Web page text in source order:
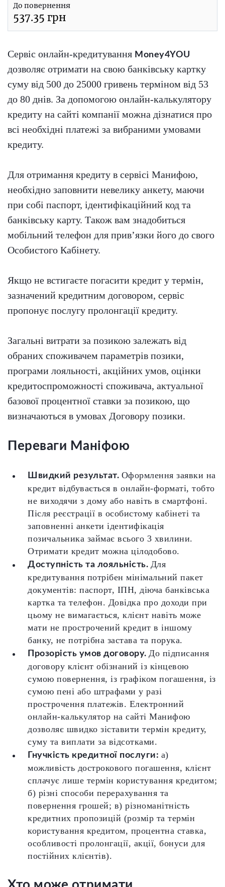
До повернення
537.35 грн
Сервіс онлайн-кредитування Money4YOU
дозволяє отримати на свою банківську картку
суму від 500 до 25000 гривень терміном від 53
до 80 днів. За допомогою онлайн-калькулятору
кредиту на сайті компанії можна дізнатися про
всі необхідні платежі за вибраними умовами
кредиту.
Для отримання кредиту в сервісі Манифою,
необхідно заповнити невелику анкету, маючи
при собі паспорт, ідентифікаційний код та
банківську карту. Також вам знадобиться
мобільний телефон для прив’язки його до свого
Особистого Кабінету.
Якщо не встигаєте погасити кредит у термін,
зазначений кредитним договором, сервіс
пропонує послугу пролонгації кредиту.
Загальні витрати за позикою залежать від
обраних споживачем параметрів позики,
програми лояльності, акційних умов, оцінки
кредитоспроможності споживача, актуальної
базової процентної ставки за позикою, що
визначаються в умовах Договору позики.
Переваги Маніфою
Швидкий результат. Оформлення заявки на
кредит відбувається в онлайн-форматі, тобто
не виходячи з дому або навіть в смартфоні.
Після реєстрації в особистому кабінеті та
заповненні анкети ідентифікація
позичальника займає всього 3 хвилини.
Отримати кредит можна цілодобово.
Доступність та лояльність. Для
кредитування потрібен мінімальний пакет
документів: паспорт, ІПН, діюча банківська
картка та телефон. Довідка про доходи при
цьому не вимагається, клієнт навіть може
мати не прострочений кредит в іншому
банку, не потрібна застава та порука.
Прозорість умов договору. До підписання
договору клієнт обізнаний із кінцевою
сумою повернення, із графіком погашення, із
сумою пені або штрафами у разі
прострочення платежів. Електронний
онлайн-калькулятор на сайті Манифою
дозволяє швидко зіставити термін кредиту,
суму та виплати за відсотками.
Гнучкість кредитної послуги: а)
можливість дострокового погашення, клієнт
сплачує лише термін користування кредитом;
б) різні способи перерахування та
повернення грошей; в) різноманітність
кредитних пропозицій (розмір та термін
користування кредитом, процентна ставка,
особливості пролонгації, акції, бонуси для
постійних клієнтів).